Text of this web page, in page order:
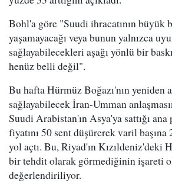
Bohl'a göre "Suudi ihracatının büyük
yaşamayacağı veya bunun yalnızca
sağlayabilecekleri aşağı yönlü bir
henüz belli değil".
Bu hafta Hürmüz Boğazı'nın yeniden
sağlayabilecek İran-Umman
Suudi Arabistan'ın Asya'ya sattığı
fiyatını 50 sent düşürerek varil
yol açtı. Bu, Riyad'ın Kızıldeniz'deki
bir tehdit olarak görmediğinin işareti
değerlendiriliyor.